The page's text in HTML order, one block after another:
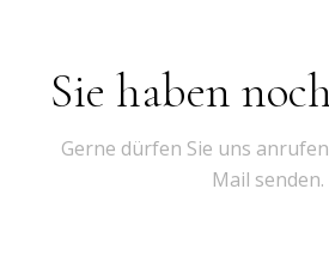
Sie haben
Gerne dürfen Sie uns
Mail senden.